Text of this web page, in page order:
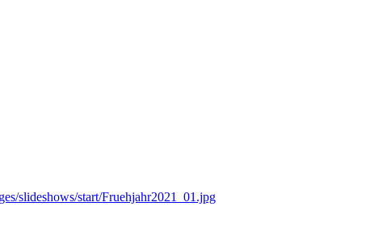
slideshows/start/Fruehjahr2021_01.jpg